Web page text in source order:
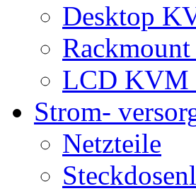
Desktop
LCD KVM
Strom-
Netzteile